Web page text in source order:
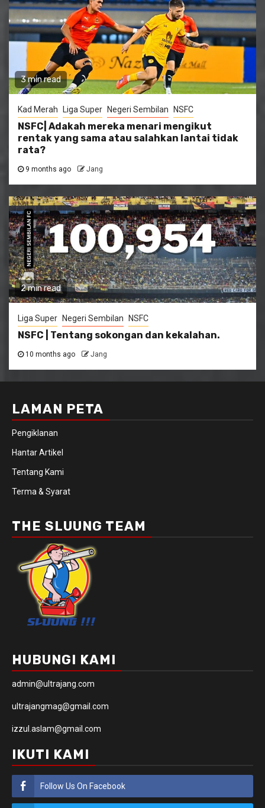
3 min read
Kad Merah Liga Super Negeri Sembilan NSFC
NSFC| Adakah mereka menari mengikut
rentak yang sama atau salahkan lantai tidak
rata?
9 months ago Jang
2 min read
Liga Super Negeri Sembilan NSFC
NSFC | Tentang sokongan dan kekalahan.
10 months ago Jang
LAMAN PETA
Pengiklanan
Hantar Artikel
Tentang Kami
Terma & Syarat
THE SLUUNG TEAM
HUBUNGI KAMI
admin@ultrajang.com
ultrajangmag@gmail.com
izzul.aslam@gmail.com
IKUTI KAMI
Follow Us On Facebook